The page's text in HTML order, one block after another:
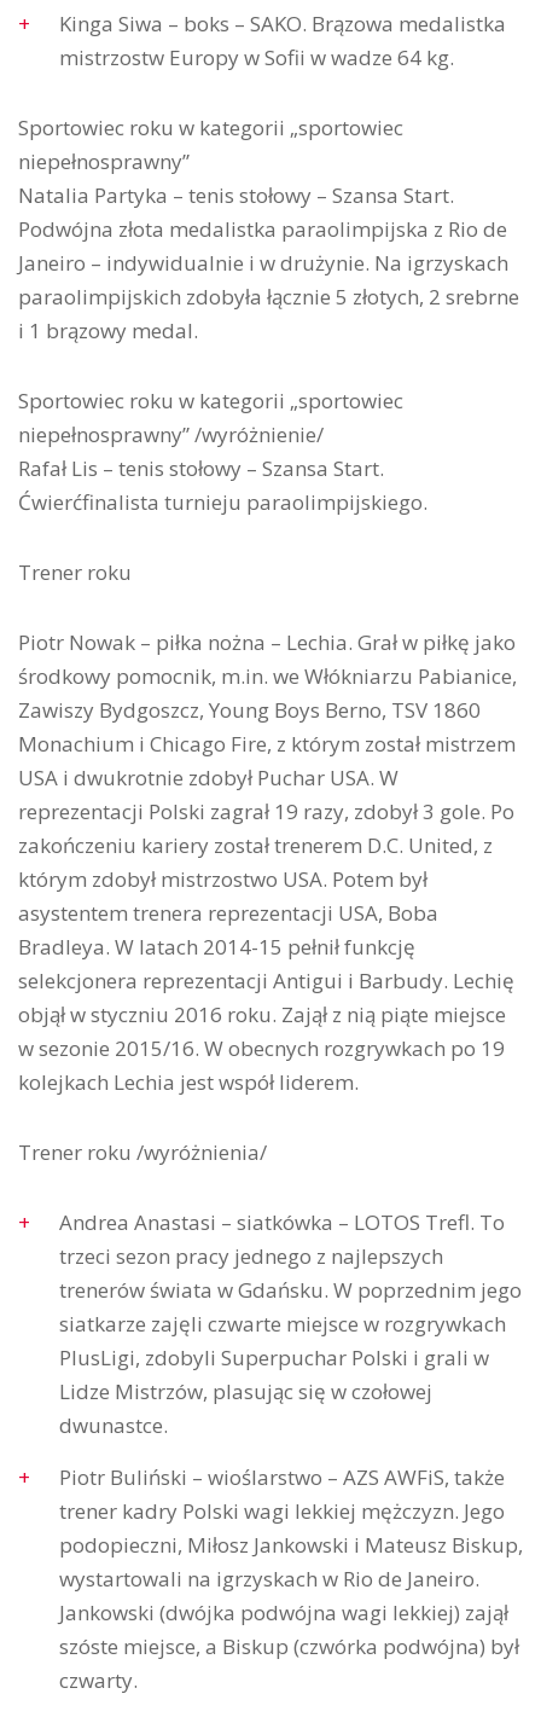
Kinga Siwa – boks – SAKO. Brązowa medalistka
mistrzostw Europy w Sofii w wadze 64 kg.
Sportowiec roku w kategorii „sportowiec
niepełnosprawny”
Natalia Partyka – tenis stołowy – Szansa Start.
Podwójna złota medalistka paraolimpijska z Rio de
Janeiro – indywidualnie i w drużynie. Na igrzyskach
paraolimpijskich zdobyła łącznie 5 złotych, 2 srebrne
i 1 brązowy medal.
Sportowiec roku w kategorii „sportowiec
niepełnosprawny” /wyróżnienie/
Rafał Lis – tenis stołowy – Szansa Start.
Ćwierćfinalista turnieju paraolimpijskiego.
Trener roku
Piotr Nowak – piłka nożna – Lechia. Grał w piłkę jako
środkowy pomocnik, m.in. we Włókniarzu Pabianice,
Zawiszy Bydgoszcz, Young Boys Berno, TSV 1860
Monachium i Chicago Fire, z którym został mistrzem
USA i dwukrotnie zdobył Puchar USA. W
reprezentacji Polski zagrał 19 razy, zdobył 3 gole. Po
zakończeniu kariery został trenerem D.C. United, z
którym zdobył mistrzostwo USA. Potem był
asystentem trenera reprezentacji USA, Boba
Bradleya. W latach 2014-15 pełnił funkcję
selekcjonera reprezentacji Antigui i Barbudy. Lechię
objął w styczniu 2016 roku. Zajął z nią piąte miejsce
w sezonie 2015/16. W obecnych rozgrywkach po 19
kolejkach Lechia jest współ liderem.
Trener roku /wyróżnienia/
Andrea Anastasi – siatkówka – LOTOS Trefl. To
trzeci sezon pracy jednego z najlepszych
trenerów świata w Gdańsku. W poprzednim jego
siatkarze zajęli czwarte miejsce w rozgrywkach
PlusLigi, zdobyli Superpuchar Polski i grali w
Lidze Mistrzów, plasując się w czołowej
dwunastce.
Piotr Buliński – wioślarstwo – AZS AWFiS, także
trener kadry Polski wagi lekkiej mężczyzn. Jego
podopieczni, Miłosz Jankowski i Mateusz Biskup,
wystartowali na igrzyskach w Rio de Janeiro.
Jankowski (dwójka podwójna wagi lekkiej) zajął
szóste miejsce, a Biskup (czwórka podwójna) był
czwarty.